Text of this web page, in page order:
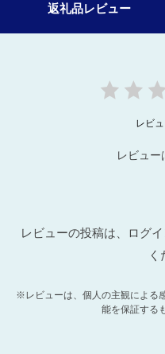
返礼品レビュー
レビ
レビュー
レビューの投稿は、ログ
く
※レビューは、個人の主観による
能を保証する